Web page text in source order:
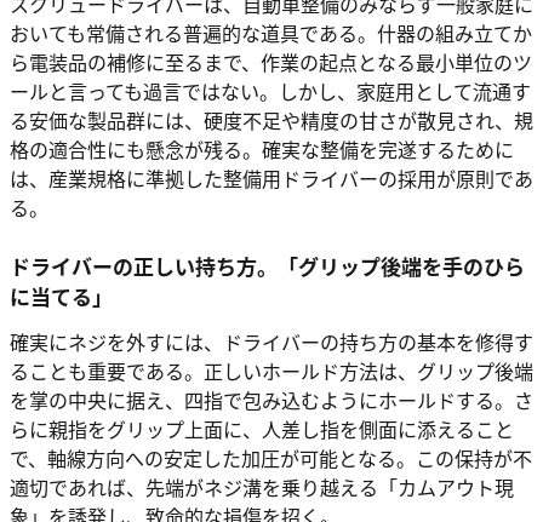
おいても常備される普遍的な道具である。什器の組み立てか
ら電装品の補修に至るまで、作業の起点となる最小単位のツ
ールと言っても過言ではない。しかし、家庭用として流通す
る安価な製品群には、硬度不足や精度の甘さが散見され、規
格の適合性にも懸念が残る。確実な整備を完遂するために
は、産業規格に準拠した整備用ドライバーの採用が原則であ
る。
ドライバーの正しい持ち方。「グリップ後端を手のひら
に当てる」
確実にネジを外すには、ドライバーの持ち方の基本を修得す
ることも重要である。正しいホールド方法は、グリップ後端
を掌の中央に据え、四指で包み込むようにホールドする。さ
らに親指をグリップ上面に、人差し指を側面に添えること
で、軸線方向への安定した加圧が可能となる。この保持が不
適切であれば、先端がネジ溝を乗り越える「カムアウト現
象」を誘発し、致命的な損傷を招く。